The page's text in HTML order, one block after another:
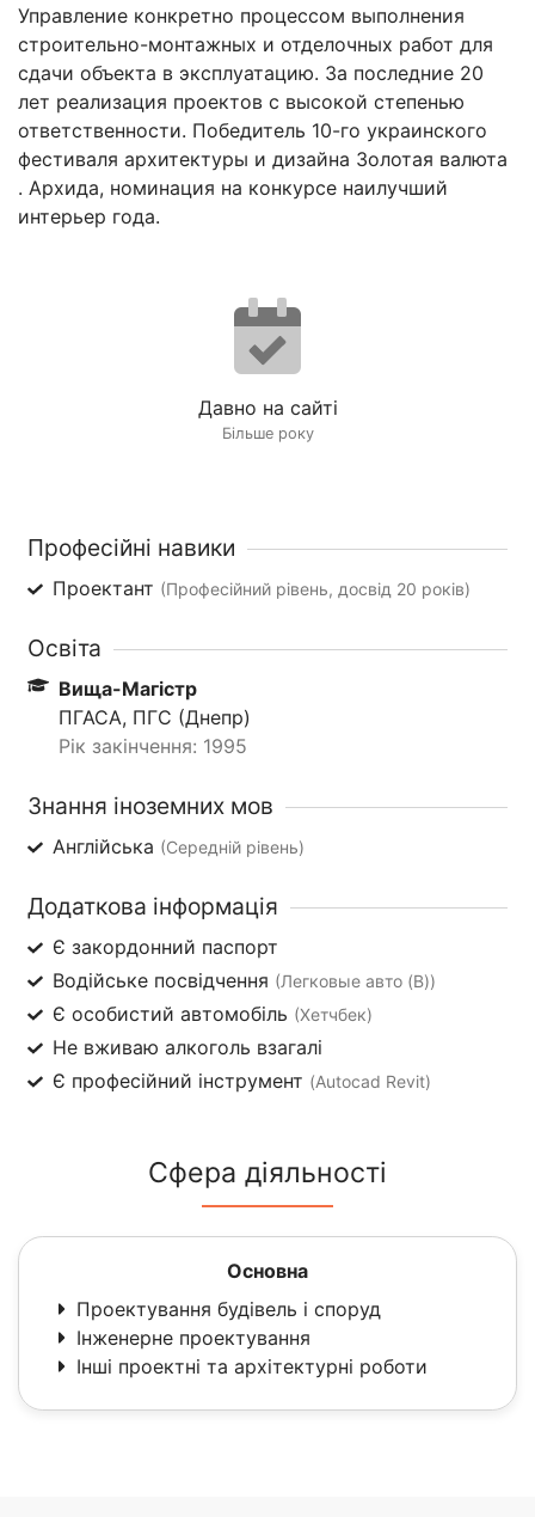
Управление конкретно процессом выполнения
строительно-монтажных и отделочных работ для
сдачи объекта в эксплуатацию. За последние 20
лет реализация проектов с высокой степенью
ответственности. Победитель 10-го украинского
фестиваля архитектуры и дизайна Золотая валюта
. Архида, номинация на конкурсе наилучший
интерьер года.
Давно на сайті
Більше року
Професійні навики
Проектант (Професійний рівень, досвід 20 років)
Освіта
Вища-Магістр
ПГАСА, ПГС (Днепр)
Рік закінчення: 1995
Знання іноземних мов
Англійська (Середній рівень)
Додаткова інформація
Є закордонний паспорт
Водійське посвідчення (Легковые авто (B))
Є особистий автомобіль (Хетчбек)
Не вживаю алкоголь взагалі
Є професійний інструмент (Autocad Revit)
Сфера діяльності
Основна
Проектування будівель і споруд
Інженерне проектування
Інші проектні та архітектурні роботи